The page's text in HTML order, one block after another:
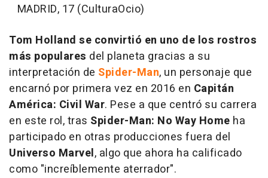
MADRID, 17 (CulturaOcio)
Tom Holland se convirtió en uno de los rostros
más populares del planeta gracias a su
interpretación de Spider-Man, un personaje que
encarnó por primera vez en 2016 en Capitán
América: Civil War. Pese a que centró su carrera
en este rol, tras Spider-Man: No Way Home ha
participado en otras producciones fuera del
Universo Marvel, algo que ahora ha calificado
como "increíblemente aterrador".